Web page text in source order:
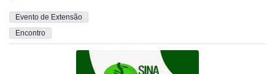
Evento de Extensão
Encontro